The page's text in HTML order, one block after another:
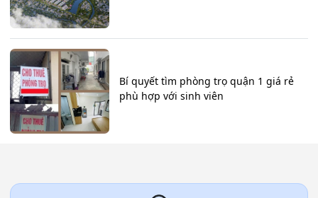
Bí quyết tìm phòng trọ quận 1 giá rẻ
phù hợp với sinh viên